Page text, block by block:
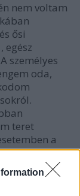
nem voltam
ősi
egész
személyes
oda,
teret
a
emelj ki pár